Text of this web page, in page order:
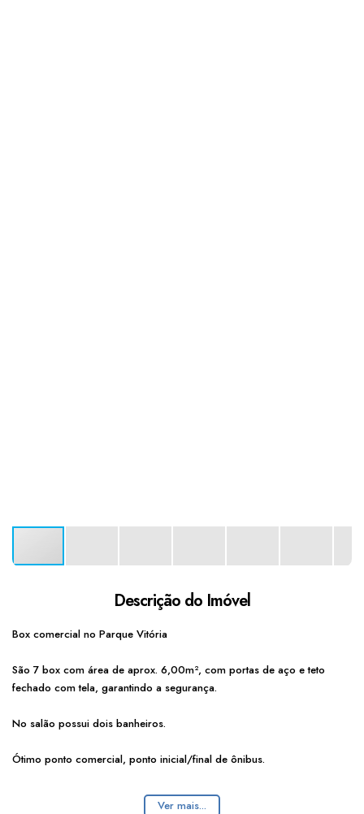
Descrição do Imóvel
Box comercial no Parque Vitória
São 7 box com área de aprox. 6,00m², com portas de aço e teto
fechado com tela, garantindo a segurança.
No salão possui dois banheiros.
Ótimo ponto comercial, ponto inicial/final de ônibus.
Aluguel a partir de R$ 500,00. (dependendo da posição e tamanho)
Ver mais...